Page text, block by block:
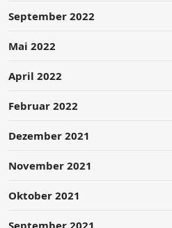
September 2022
Mai 2022
April 2022
Februar 2022
Dezember 2021
November 2021
Oktober 2021
September 2021